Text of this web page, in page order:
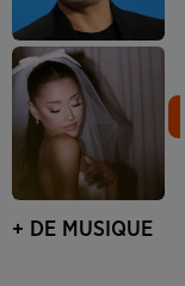
+ DE MUSIQUE